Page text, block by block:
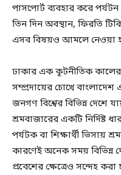
পাসপোর্ট ব্যবহার করে
তিন দিন অবস্থান, ফিরতি
এসব বিষয়ও আমলে নেওয়া
ঢাকার এক কূটনীতিক
সম্প্রদায়ের চোখে
জনগণ বিশ্বের বিভিন্ন দেশে
শ্রমবাজারের একটি
পর্যটক বা শিক্ষার্থী ভিসায়
কারণেই অনেক সময় বিভিন্ন
প্রবেশের ক্ষেত্রেও সন্দেহ করা